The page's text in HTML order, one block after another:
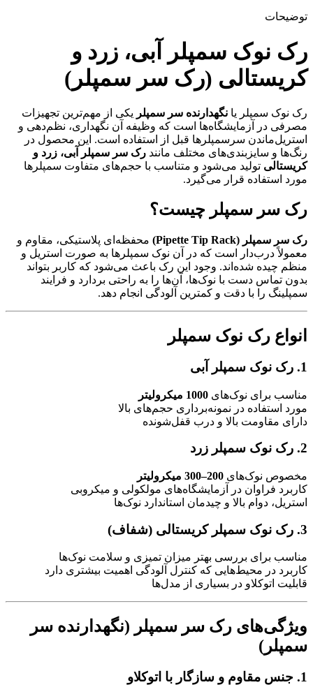
توضیحات
رک نوک سمپلر آبی، زرد و
کریستالی (رک سر سمپلر)
رک نوک سمپلر یا نگهدارنده سر سمپلر یکی از مهم‌ترین تجهیزات
مصرفی در آزمایشگاه‌ها است که وظیفه آن نگهداری، نظم‌دهی و
استریل‌ماندن سرسمپلرها قبل از استفاده است. این محصول در
رنگ‌ها و سایزبندی‌های مختلف مانند رک سر سمپلر آبی، زرد و
کریستالی تولید می‌شود و متناسب با حجم‌های متفاوت سمپلرها
مورد استفاده قرار می‌گیرد.
رک سر سمپلر چیست؟
رک سر سمپلر (Pipette Tip Rack)
محفظه‌ای پلاستیکی، مقاوم و
معمولاً درب‌دار است که در آن نوک سمپلرها به صورت استریل و
منظم چیده شده‌اند. وجود این رک باعث می‌شود که کاربر بتواند
بدون تماس دست با نوک‌ها، آن‌ها را به راحتی بردارد و فرایند
سمپلینگ را با دقت و کمترین آلودگی انجام دهد.
انواع رک نوک سمپلر
1. رک نوک سمپلر آبی
مناسب برای نوک‌های 1000 میکرولیتر
مورد استفاده در نمونه‌برداری حجم‌های بالا
دارای مقاومت بالا و درب قفل‌شونده
2. رک نوک سمپلر زرد
مخصوص نوک‌های 200–300 میکرولیتر
کاربرد فراوان در آزمایشگاه‌های مولکولی و میکروبی
استریل، دوام بالا و چیدمان استاندارد نوک‌ها
3. رک نوک سمپلر کریستالی (شفاف)
مناسب برای بررسی بهتر میزان تمیزی و سلامت نوک‌ها
کاربرد در محیط‌هایی که کنترل آلودگی اهمیت بیشتری دارد
قابلیت اتوکلاو در بسیاری از مدل‌ها
ویژگی‌های رک سر سمپلر (نگهدارنده سر
سمپلر)
1. جنس مقاوم و سازگار با اتوکلاو